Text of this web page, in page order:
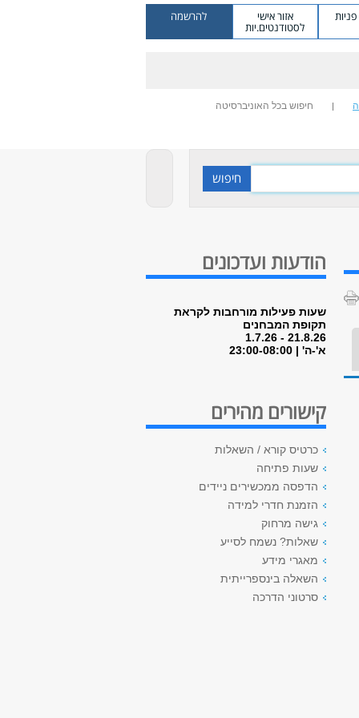
אזור אישי
לסטודנטים.יות
להרשמה
חיפוש בכל האוניברסיטה
הודעות ועדכונים
שעות פעילות מורחבות לקראת
תקופת המבחנים
21.8.26 - 1.7.26
א'-ה' | 23:00-08:00
קישורים מהירים
כרטיס קורא / השאלות
שעות פתיחה
הדפסה ממכשירים ניידים
הזמנת חדרי למידה
גישה מרחוק
שאלות? נשמח לסייע
מאגרי מידע
השאלה בינספרייתית
סרטוני הדרכה